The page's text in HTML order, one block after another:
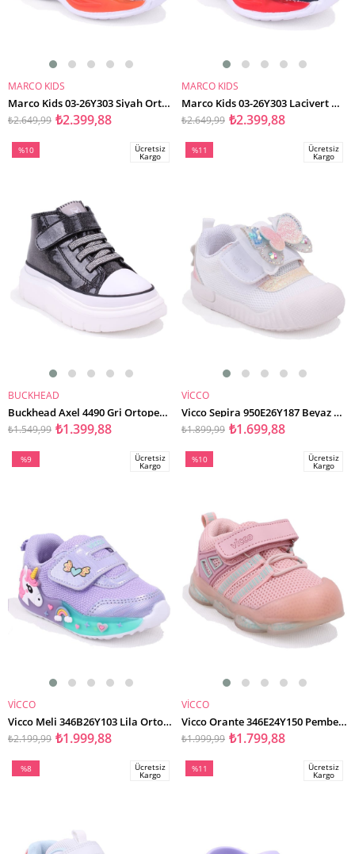
SEPETE EKLE
MARCO KIDS
Marco Kids 03-26Y303 Siyah Ortopedik Günlük Işıklı Erkek Çocuk Spor Ayakkabı
₺2.399,88
₺2.649,99
SEPETE EKLE
MARCO KIDS
Marco Kids 03-26Y303 Lacivert Ortopedik Günlük Işıklı Erkek Çocuk Spor Ayakkabı
₺2.399,88
₺2.649,99
SEPETE EKLE
%10
Ücretsiz
Kargo
BUCKHEAD
Buckhead Axel 4490 Gri Ortopedik Günlük Kız Çocuk Spor Ayakkabı
₺1.399,88
₺1.549,99
SEPETE EKLE
%11
Ücretsiz
Kargo
VİCCO
Vicco Sepira 950E26Y187 Beyaz Ortopedik Günlük Kız Çocuk Spor Ayakkabı
₺1.699,88
₺1.899,99
SEPETE EKLE
%9
Ücretsiz
Kargo
VİCCO
Vicco Meli 346B26Y103 Lila Ortopedik Günlük Işıklı Kız Çocuk Spor Ayakkabı
₺1.999,88
₺2.199,99
SEPETE EKLE
%10
Ücretsiz
Kargo
VİCCO
Vicco Orante 346E24Y150 Pembe Işıklı Ortopedik Günlük Kız Çocuk Spor Ayakkabı
₺1.799,88
₺1.999,99
%8
Ücretsiz
Kargo
%11
Ücretsiz
Kargo